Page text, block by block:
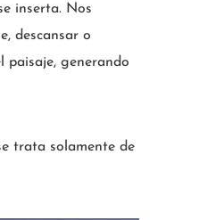
inserta. Nos
descansar o
paisaje, generando
trata solamente de